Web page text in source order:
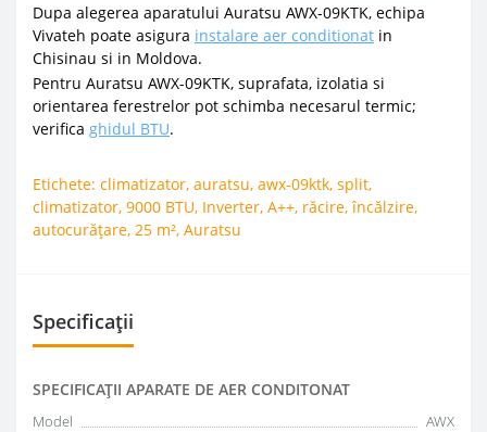
Dupa alegerea aparatului Auratsu AWX-09KTK, echipa
Vivateh poate asigura instalare aer conditionat in
Chisinau si in Moldova.
Pentru Auratsu AWX-09KTK, suprafata, izolatia si
orientarea ferestrelor pot schimba necesarul termic;
verifica ghidul BTU.
Etichete: climatizator, auratsu, awx-09ktk, split,
climatizator, 9000 BTU, Inverter, A++, răcire,încălzire,
autocurățare, 25 m², Auratsu
Specificații
SPECIFICAŢII APARATE DE AER CONDITONAT
Model
AWX